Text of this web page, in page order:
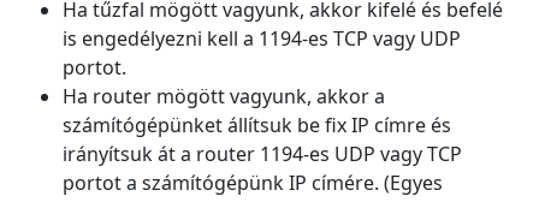
Ha tűzfal mögött vagyunk, akkor kifelé és befelé
is engedélyezni kell a 1194-es TCP vagy UDP
portot.
Ha router mögött vagyunk, akkor a
számítógépünket állítsuk be fix IP címre és
irányítsuk át a router 1194-es UDP vagy TCP
portot a számítógépünk IP címére. (Egyes